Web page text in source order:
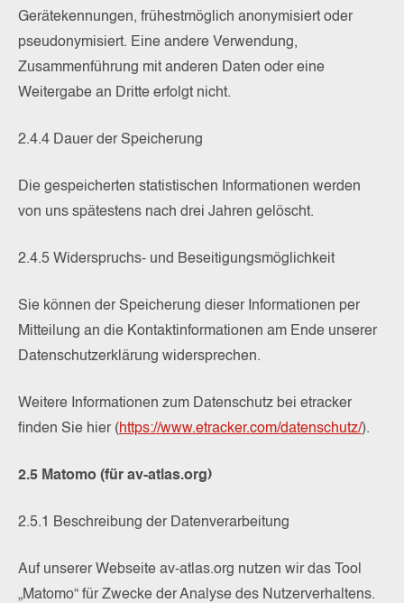
Gerätekennungen, frühestmöglich anonymisiert oder
pseudonymisiert. Eine andere Verwendung,
Zusammenführung mit anderen Daten oder eine
Weitergabe an Dritte erfolgt nicht.
2.4.4 Dauer der Speicherung
Die gespeicherten statistischen Informationen werden
von uns spätestens nach drei Jahren gelöscht.
2.4.5 Widerspruchs- und Beseitigungsmöglichkeit
Sie können der Speicherung dieser Informationen per
Mitteilung an die Kontaktinformationen am Ende unserer
Datenschutzerklärung widersprechen.
Weitere Informationen zum Datenschutz bei etracker
finden Sie hier (https://www.etracker.com/datenschutz/).
2.5 Matomo (für av-atlas.org)
2.5.1 Beschreibung der Datenverarbeitung
Auf unserer Webseite av-atlas.org nutzen wir das Tool
„Matomo“ für Zwecke der Analyse des Nutzerverhaltens.